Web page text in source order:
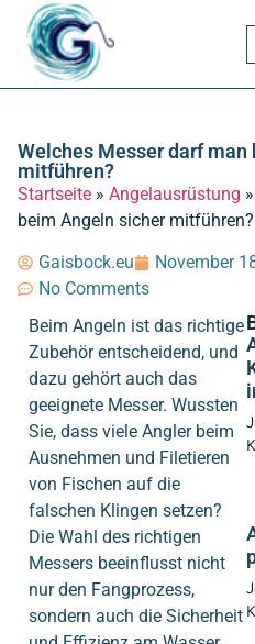
Welches Messer darf
mitführen?
Startseite » Angelausrüstung »
beim Angeln sicher mitführen?
Gaisbock.eu November
No Comments
Beim Angeln ist das richtige
Zubehör entscheidend, und
dazu gehört auch das
geeignete Messer. Wussten
Sie, dass viele Angler beim
Ausnehmen und Filetieren
von Fischen auf die
falschen Klingen setzen?
Die Wahl des richtigen
Messers beeinflusst nicht
nur den Fangprozess,
sondern auch die Sicherheit